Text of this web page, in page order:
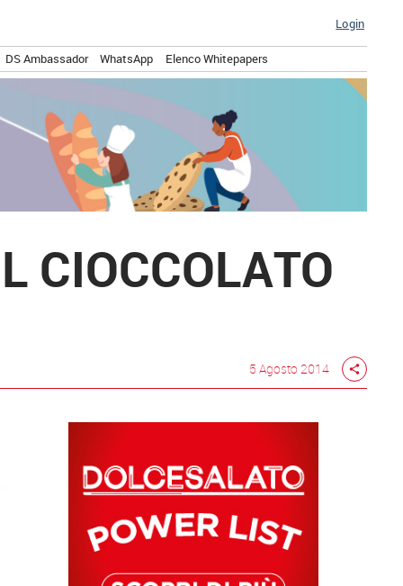
Login
DS Ambassador WhatsApp Elenco Whitepapers
CIOCCOLATO
5 Agosto 2014 share